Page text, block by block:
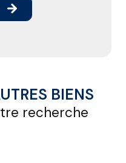
BIENS
recherche